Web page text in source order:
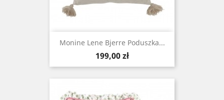
Monine Lene Bjerre Poduszka...
Cena
199,00 zł